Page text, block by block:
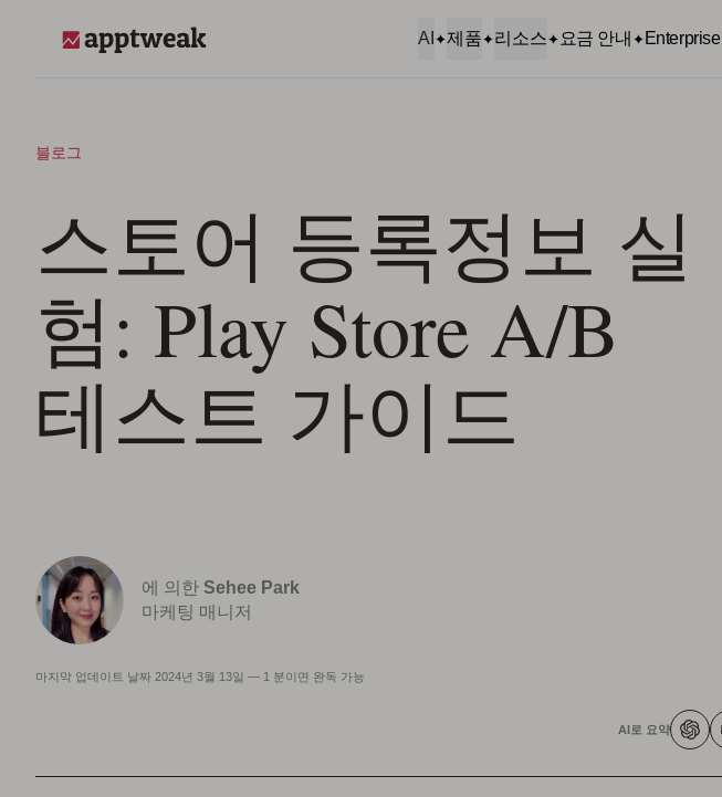
AI 제품 리소스 요금 안내 Enterprise
블로그
스토어 등록정보 실
험: Play Store A/B
테스트 가이드
에 의한 Sehee Park
마케팅 매니저
마지막 업데이트 날짜 2024년 3월 13일 — 1 분이면 완독 가능
AI로 요약